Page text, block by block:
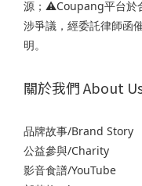
源；⚠️Coupang平台於
涉爭議，經委託律師函
明。
關於我們 About
品牌故事/Brand Story
公益參與/Charity
影音食譜/YouTube